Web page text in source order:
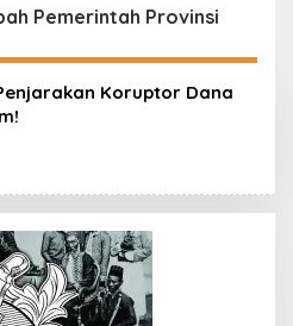
2026–2030 Beri
APH
Pemerintah Provinsi
Koruptor Dana